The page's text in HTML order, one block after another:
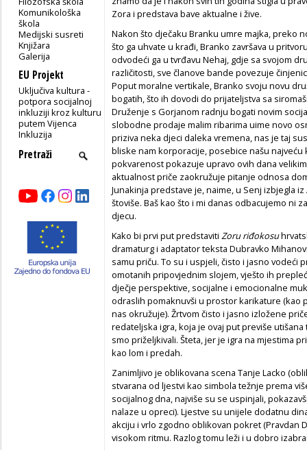
Komunikološka
škola
Medijski susreti
Knjižara
Galerija
EU Projekt
Uključiva kultura -
potpora socijalnoj
inkluziji kroz kulturu
putem Vijenca
Inkluzija
Zora i predstava bave aktualne i žive.
Nakon što dječaku Branku umre majka, preko
što ga uhvate u krađi, Branko završava u
odvodeći ga u tvrđavu Nehaj, gdje sa svojom
različitosti, sve članove bande povezuje
Poput moralne vertikale, Branko svoju novu
bogatih, što ih dovodi do prijateljstva sa
Druženje s Gorjanom radnju bogati novim
slobodne prodaje malim ribarima uime novo
priziva neka djeci daleka vremena, nas je taj
bliske nam korporacije, posebice našu
pokvarenost pokazuje upravo ovih dana
aktualnost priče zaokružuje pitanje odnosa
Junakinja predstave je, naime, u Senj izbjegla
štoviše. Baš kao što i mi danas odbacujemo ni
djecu.
Kako bi prvi put predstaviti Zoru riđokosu
dramaturg i adaptator teksta Dubravko
samu priču. To su i uspjeli, čisto i jasno
omotanih pripovjednim slojem, vješto ih
dječje perspektive, socijalne i emocionalne
odraslih pomaknuvši u prostor karikature (kao
nas okružuje). Žrtvom čisto i jasno izložene
redateljska igra, koja je ovaj put previše
smo priželjkivali. Šteta, jer je igra na mjestima
kao lom i predah.
Zanimljivo je oblikovana scena Tanje Lacko
stvarana od ljestvi kao simbola težnje prema
socijalnog dna, najviše su se uspinjali,
nalaze u opreci). Ljestve su unijele dodatnu
akciju i vrlo zgodno oblikovan pokret (Pravdan
visokom ritmu. Razlog tomu leži i u dobro